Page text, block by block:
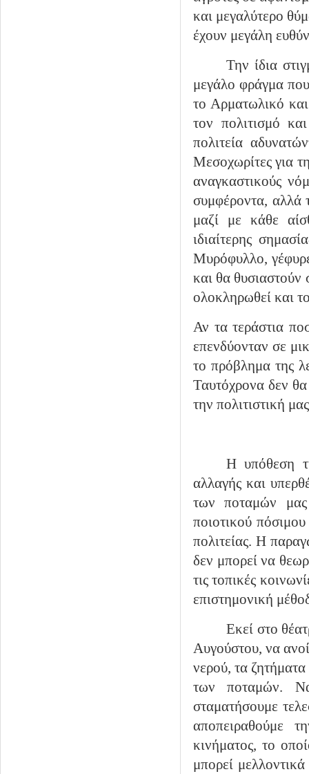
και μεγαλύτερο
έχουν μεγάλη
Την ίδια
μεγάλο φράγμα
το Αρματωλικό
τον πολιτισμό
πολιτεία
Μεσοχωρίτες για
αναγκαστικούς
συμφέροντα, αλλά
μαζί με κάθε
ιδιαίτερης
Μυρόφυλλο,
και θα
ολοκληρωθεί και
Αν τα τεράστια
επενδύονταν σε
το πρόβλημα της
Ταυτόχρονα δεν θα
την πολιτιστική
Η υπόθεση
αλλαγής και
των ποταμών
ποιοτικού
πολιτείας. Η
δεν μπορεί να
τις τοπικές
επιστημονική
Εκεί στο
Αυγούστου, να
νερού, τα
των ποταμών.
σταματήσουμε
αποπειραθούμε
κινήματος, το
μπορεί